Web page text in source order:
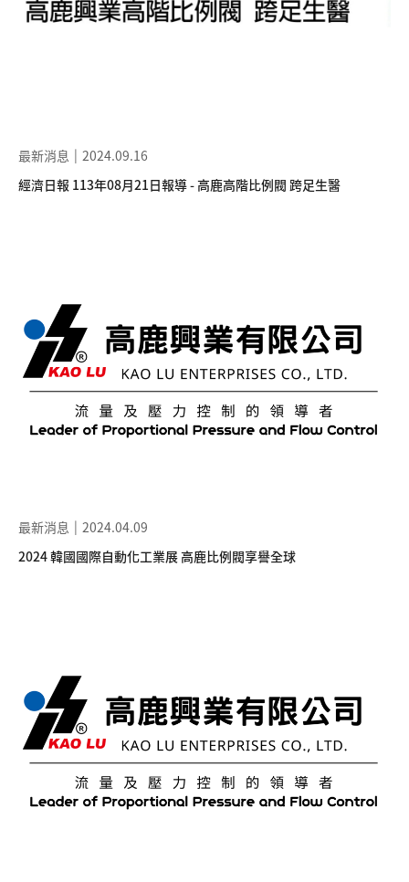
最新消息
2024.09.16
經濟日報 113年08月21日報導 - 高鹿高階比例閥 跨足生醫
最新消息
2024.04.09
2024 韓國國際自動化工業展 高鹿比例閥享譽全球